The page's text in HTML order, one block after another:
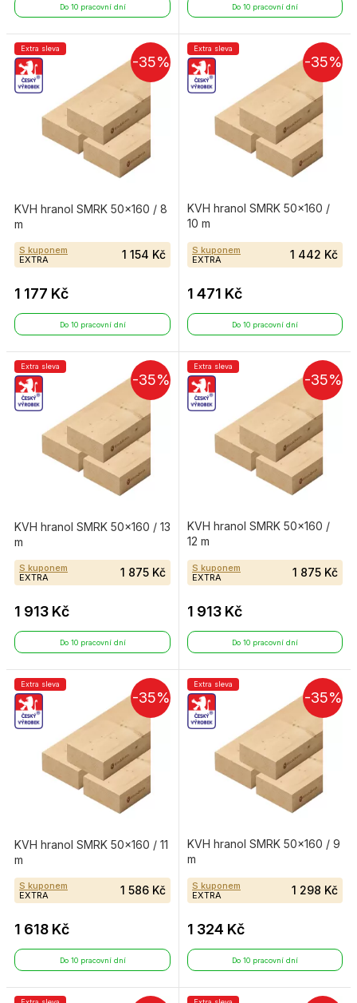
Do 10 pracovní dní Do 10 pracovní dní
-35%
Extra sleva
KVH hranol SMRK 50×160 / 8
m
S kuponem
EXTRA
1 154 Kč
1 177 Kč
Do 10 pracovní dní
-35%
Extra sleva
KVH hranol SMRK 50×160 /
10 m
S kuponem
EXTRA
1 442 Kč
1 471 Kč
Do 10 pracovní dní
-35%
Extra sleva
KVH hranol SMRK 50×160 / 13
m
S kuponem
EXTRA
1 875 Kč
1 913 Kč
Do 10 pracovní dní
-35%
Extra sleva
KVH hranol SMRK 50×160 /
12 m
S kuponem
EXTRA
1 875 Kč
1 913 Kč
Do 10 pracovní dní
-35%
Extra sleva
KVH hranol SMRK 50×160 / 11
m
S kuponem
EXTRA
1 586 Kč
1 618 Kč
Do 10 pracovní dní
-35%
Extra sleva
KVH hranol SMRK 50×160 / 9
m
S kuponem
EXTRA
1 298 Kč
1 324 Kč
Do 10 pracovní dní